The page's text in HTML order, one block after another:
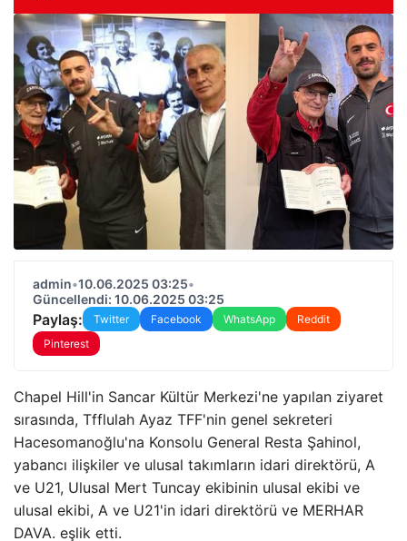
admin•10.06.2025 03:25•
Güncellendi: 10.06.2025 03:25
Paylaş: Twitter Facebook WhatsApp
Reddit
Pinterest
Chapel Hill'in Sancar Kültür Merkezi'ne yapılan ziyaret
sırasında, Tfflulah Ayaz TFF'nin genel sekreteri
Hacesomanoğlu'na Konsolu General Resta Şahinol,
yabancı ilişkiler ve ulusal takımların idari direktörü, A
ve U21, Ulusal Mert Tuncay ekibinin ulusal ekibi ve
ulusal ekibi, A ve U21'in idari direktörü ve MERHAR
DAVA. eşlik etti.